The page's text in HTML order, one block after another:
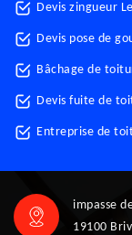
Devis zingueur
Devis pose de
Bâchage de
Devis fuite de
Entreprise de
impasse
19100